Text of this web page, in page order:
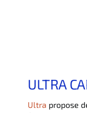
ULTRA
Ultra propose